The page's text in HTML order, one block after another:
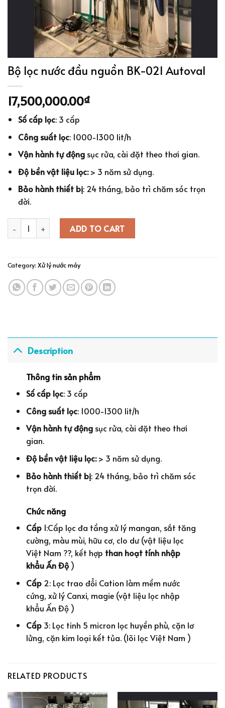
Bộ lọc nước đầu nguồn BK-02I Autoval
17,500,000.00₫
Số cấp lọc: 3 cấp
Công suất lọc: 1000-1300 lit/h
Vận hành tự độngsục rửa, cài đặt theo thơi gian.
Độ bền vật liệu lọc:> 3 năm sử dụng.
Bảo hành thiết bị: 24 tháng, bảo trì chăm sóc trọn
đời.
Bộ lọc nước đầu nguồn BK-02I Autoval quantity
ADD TO CART
Category: Xử lý nước máy
Description
Thông tin sản phẩm
Số cấp lọc: 3 cấp
Công suất lọc: 1000-1300 lit/h
Vận hành tự độngsục rửa, cài đặt theo thơi
gian.
Độ bền vật liệu lọc:> 3 năm sử dụng.
Bảo hành thiết bị: 24 tháng, bảo trì chăm sóc
trọn đời.
Chức năng
Cấp1:Cấp lọc đa tầng xử lý mangan, sắt tăng
cường, màu mùi, hữu cơ, clo dư (vật liệu lọc
Việt Nam ??, kết hợp than hoạt tính nhập
khẩu Ấn Độ )
Cấp2: Lọc trao đổi Cation làm mềm nước
cứng, xử lý Canxi, magie (vật liệu lọc nhập
khẩu Ấn Độ )
Cấp3: Lọc tinh 5 micron lọc huyền phù, cặn lơ
lửng, cặn kim loại kết tủa. (lõi lọc Việt Nam )
RELATED PRODUCTS